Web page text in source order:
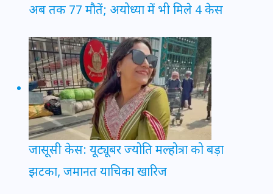
अब तक 77 मौतें; अयोध्या में भी मिले 4 केस
जासूसी केस: यूट्यूबर ज्योति मल्होत्रा को बड़ा
झटका, जमानत याचिका खारिज